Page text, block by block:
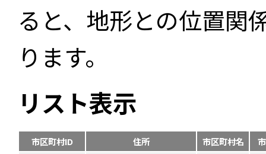
ると、地形との位置関
ります。
リスト表示
市区町村ID 住所 市区町村名